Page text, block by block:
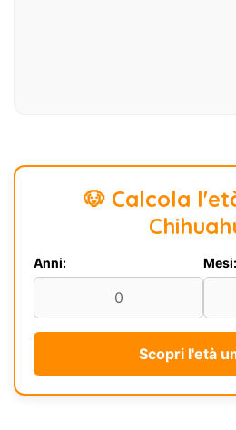
🐶 Calcola
Anni: Mesi:
Scopri l'età